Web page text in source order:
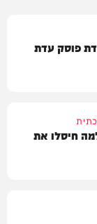
פוסק עדת
חיסלו את